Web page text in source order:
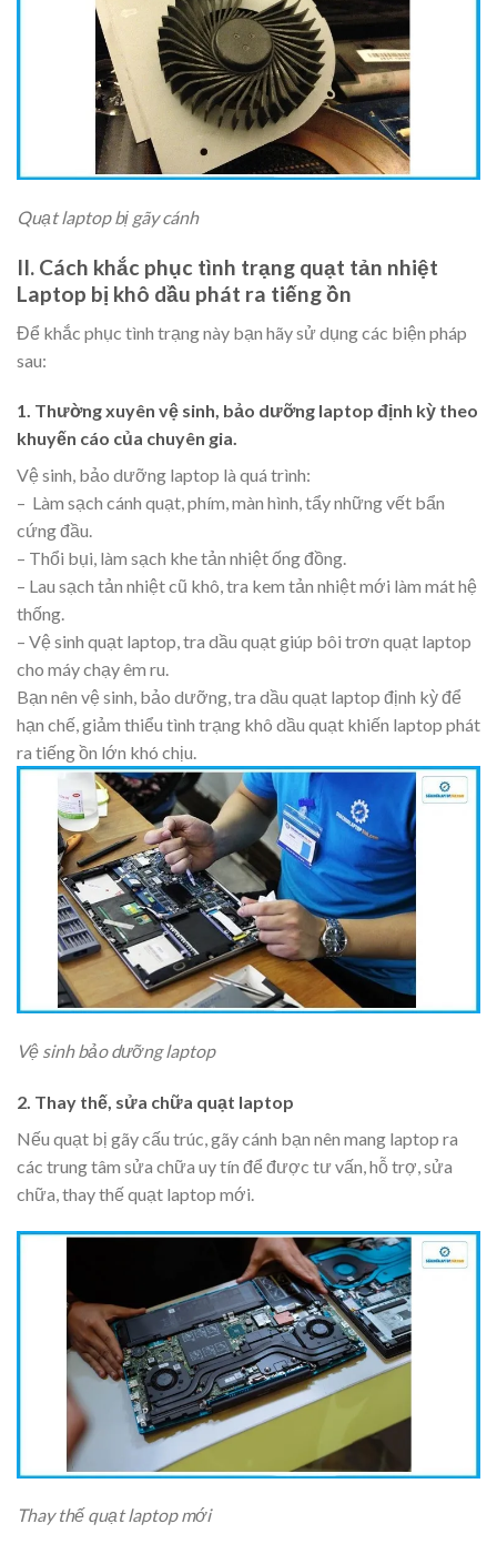
Quạt laptop bị gãy cánh
II. Cách khắc phục tình trạng quạt tản nhiệt
Laptop bị khô dầu phát ra tiếng ồn
Để khắc phục tình trạng này bạn hãy sử dụng các biện pháp
sau:
1. Thường xuyên vệ sinh, bảo dưỡng laptop định kỳ theo
khuyến cáo của chuyên gia.
Vệ sinh, bảo dưỡng laptop là quá trình:
– Làm sạch cánh quạt, phím, màn hình, tẩy những vết bẩn
cứng đầu.
– Thổi bụi, làm sạch khe tản nhiệt ống đồng.
– Lau sạch tản nhiệt cũ khô, tra kem tản nhiệt mới làm mát hệ
thống.
– Vệ sinh quạt laptop, tra dầu quạt giúp bôi trơn quạt laptop
cho máy chạy êm ru.
Bạn nên vệ sinh, bảo dưỡng, tra dầu quạt laptop định kỳ để
hạn chế, giảm thiểu tình trạng khô dầu quạt khiến laptop phát
ra tiếng ồn lớn khó chịu.
Vệ sinh bảo dưỡng laptop
2. Thay thế, sửa chữa quạt laptop
Nếu quạt bị gãy cấu trúc, gãy cánh bạn nên mang laptop ra
các trung tâm sửa chữa uy tín để được tư vấn, hỗ trợ, sửa
chữa, thay thế quạt laptop mới.
Thay thế quạt laptop mới